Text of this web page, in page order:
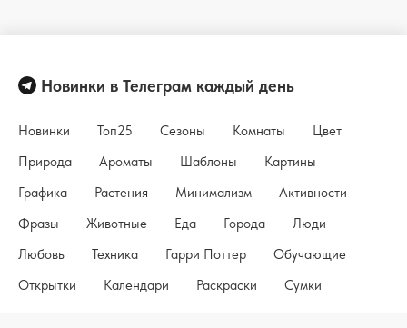
Новинки в Телеграм каждый день
Новинки Топ25 Сезоны Комнаты
Цвет
Природа
Ароматы Шаблоны
Картины
Графика
Растения Минимализм
Активности
Фразы
Животные Еда Города
Люди
Любовь
Техника Гарри Поттер
Обучающие
Открытки
Календари Раскраски Сумки